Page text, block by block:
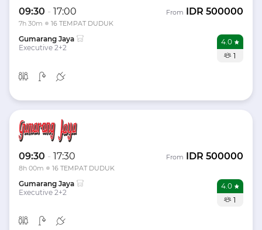
09:30 - 17:00
7h 30m 16 TEMPAT DUDUK
From IDR 500000
Gumarang Jaya
Executive 2+2
4.0
1
09:30 - 17:30
8h 00m 16 TEMPAT DUDUK
From IDR 500000
Gumarang Jaya
Executive 2+2
4.0
1